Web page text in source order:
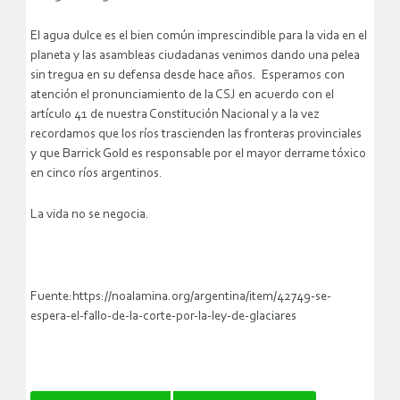
El agua dulce es el bien común imprescindible para la vida en el
planeta y las asambleas ciudadanas venimos dando una pelea
sin tregua en su defensa desde hace años. Esperamos con
atención el pronunciamiento de la CSJ en acuerdo con el
artículo 41 de nuestra Constitución Nacional y a la vez
recordamos que los ríos trascienden las fronteras provinciales
y que Barrick Gold es responsable por el mayor derrame tóxico
en cinco ríos argentinos.
La vida no se negocia.
Fuente:https://noalamina.org/argentina/item/42749-se-
espera-el-fallo-de-la-corte-por-la-ley-de-glaciares